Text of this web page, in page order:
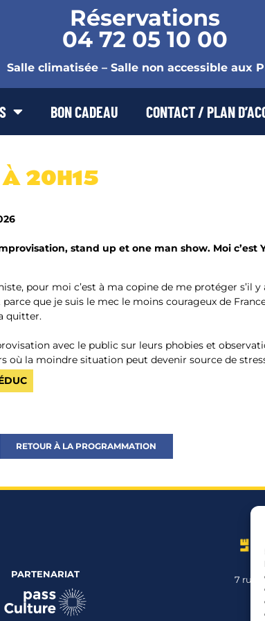
Réservations
04 72 05 10 00
Salle climatisée – Salle non accessible aux
BON CADEAU CONTACT / PLAN
À 20H15
stand up et one man show. Moi c’est
pour moi c’est à ma copine de me protéger s’il y
que je suis le mec le moins courageux de
quitter.
avec le public sur leurs phobies et
où la moindre situation peut devenir source de
RETOUR À LA PROGRAMMATION
PARTENARIAT
7 rue